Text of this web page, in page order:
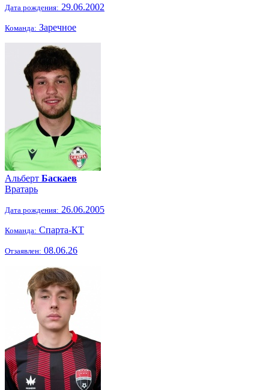
Дата рождения: 29.06.2002
Команда: Заречное
Альберт Баскаев
Вратарь
Дата рождения: 26.06.2005
Команда: Спарта-КТ
Отзаявлен: 08.06.26